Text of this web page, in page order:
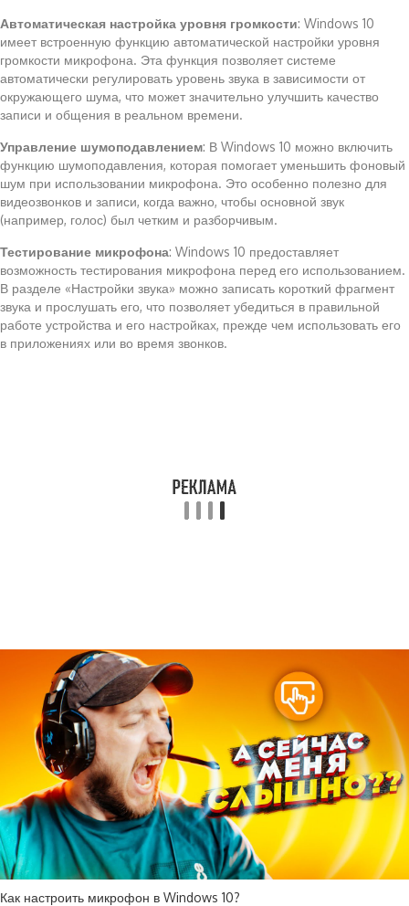
Автоматическая настройка уровня громкости: Windows 10
имеет встроенную функцию автоматической настройки уровня
громкости микрофона. Эта функция позволяет системе
автоматически регулировать уровень звука в зависимости от
окружающего шума, что может значительно улучшить качество
записи и общения в реальном времени.
Управление шумоподавлением: В Windows 10 можно включить
функцию шумоподавления, которая помогает уменьшить фоновый
шум при использовании микрофона. Это особенно полезно для
видеозвонков и записи, когда важно, чтобы основной звук
(например, голос) был четким и разборчивым.
Тестирование микрофона: Windows 10 предоставляет
возможность тестирования микрофона перед его использованием.
В разделе «Настройки звука» можно записать короткий фрагмент
звука и прослушать его, что позволяет убедиться в правильной
работе устройства и его настройках, прежде чем использовать его
в приложениях или во время звонков.
Как настроить микрофон в Windows 10?